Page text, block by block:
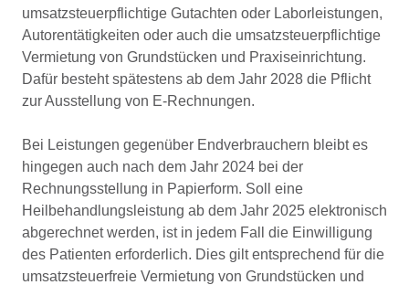
umsatzsteuerpflichtige Gutachten oder Laborleistungen,
Autorentätigkeiten oder auch die umsatzsteuerpflichtige
Vermietung von Grundstücken und Praxiseinrichtung.
Dafür besteht spätestens ab dem Jahr 2028 die Pflicht
zur Ausstellung von E-Rechnungen.
Bei Leistungen gegenüber Endverbrauchern bleibt es
hingegen auch nach dem Jahr 2024 bei der
Rechnungsstellung in Papierform. Soll eine
Heilbehandlungsleistung ab dem Jahr 2025 elektronisch
abgerechnet werden, ist in jedem Fall die Einwilligung
des Patienten erforderlich. Dies gilt entsprechend für die
umsatzsteuerfreie Vermietung von Grundstücken und